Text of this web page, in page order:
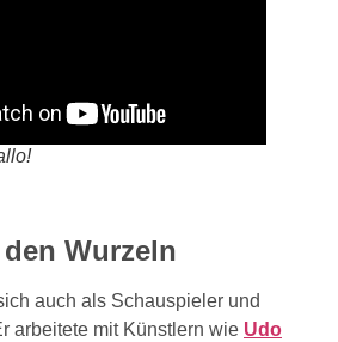
Wurzeln
auch als Schauspieler und
arbeitete mit Künstlern wie Udo